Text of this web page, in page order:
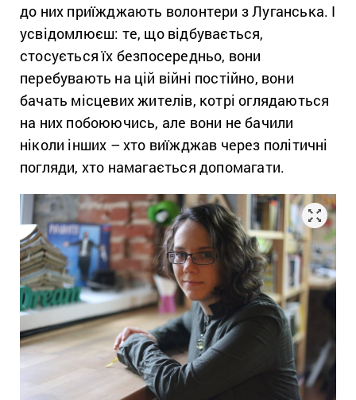
до них приїжджають волонтери з Луганська. І
усвідомлюєш: те, що відбувається,
стосується їх безпосередньо, вони
перебувають на цій війні постійно, вони
бачать місцевих жителів, котрі оглядаються
на них побоюючись, але вони не бачили
ніколи інших – хто виїжджав через політичні
погляди, хто намагається допомагати.